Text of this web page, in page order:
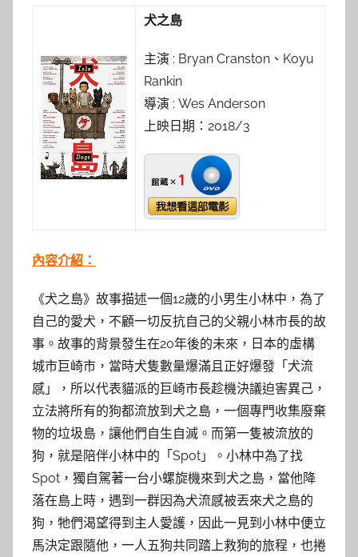
a
a
l
a
犬之島
主演 : Bryan Cranston、Koyu
Rankin
導演 : Wes Anderson
上映日期：2018/3
內容介紹：
《犬之島》故事描述一個12歲的小男生小林中，為了
自己的愛犬，不顧一切反抗自己的父親小林市長的故
事。故事的背景發生在20年後的未來，日本的虛構
城市巨崎市，當時犬隻數量爆滿且正好爆發「犬流
感」，所以代表貓派的巨崎市長趁機決議迫害異己，
立法將所有的狗都流放到犬之島，一個專門收集廢棄
物的垃圾島，讓他們自生自滅。而第一隻被流放的
狗，就是陪伴小林中的「Spot」。小林中為了找
Spot，獨自駕著一台小螺旋機來到犬之島，當他降
落在島上時，遇到一群因為犬流感被丟來犬之島的
狗，牠們渴望得到主人愛護，因此一見到小林中便立
馬決定跟隨他，一人五狗共同踏上救狗的旅程，也捲